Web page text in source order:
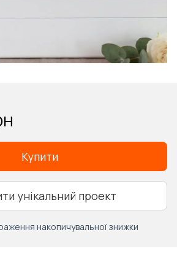
Купити
унікальний проект
накопичувальної знижки